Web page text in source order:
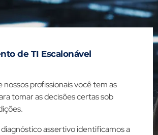
de TI Escalonável
nossos profissionais você tem as
tomar as decisões certas sob
assertivo identificamos a